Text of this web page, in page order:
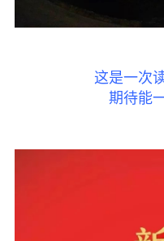
这是一次
期待能